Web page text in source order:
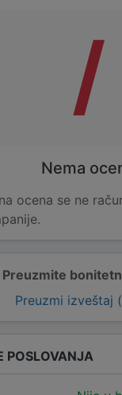
Preuzmite
Preuzmi izveštaj
/
Nema
ocena se ne
POSLOVANJA